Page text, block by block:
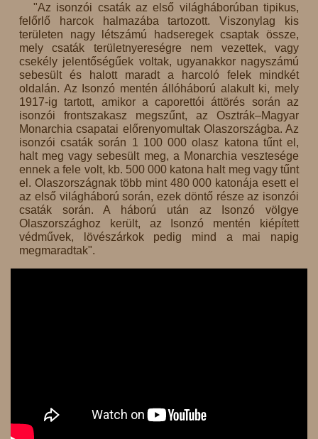
"Az isonzói csaták az első világháborúban tipikus,
felőrlő harcok halmazába tartozott. Viszonylag kis
területen nagy létszámú hadseregek csaptak össze,
mely csaták területnyereségre nem vezettek, vagy
csekély jelentőségűek voltak, ugyanakkor nagyszámú
sebesült és halott maradt a harcoló felek mindkét
oldalán. Az Isonzó mentén állóháború alakult ki, mely
1917-ig tartott, amikor a caporettói áttörés során az
isonzói frontszakasz megszűnt, az Osztrák–Magyar
Monarchia csapatai előrenyomultak Olaszországba. Az
isonzói csaták során 1 100 000 olasz katona tűnt el,
halt meg vagy sebesült meg, a Monarchia vesztesége
ennek a fele volt, kb. 500 000 katona halt meg vagy tűnt
el. Olaszországnak több mint 480 000 katonája esett el
az első világháború során, ezek döntő része az isonzói
csaták során. A háború után az Isonzó völgye
Olaszországhoz került, az Isonzó mentén kiépített
védművek, lövészárkok pedig mind a mai napig
megmaradtak".